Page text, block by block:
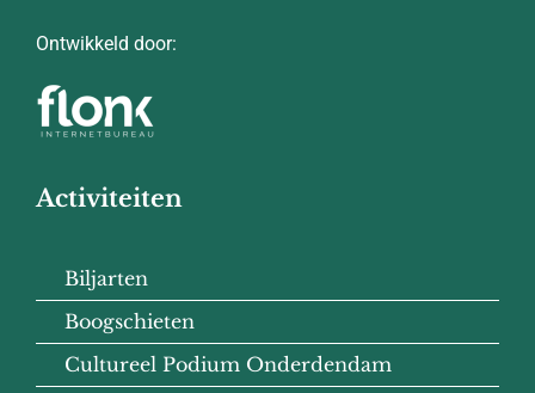
Ontwikkeld door:
Activiteiten
Biljarten
Boogschieten
Cultureel Podium Onderdendam